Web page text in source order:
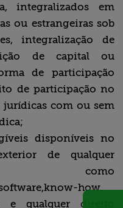
integralizados em
ou estrangeiras sob
integralização de
de capital ou
de participação
de participação no
jurídicas com ou sem
disponíveis no
de qualquer
como
how,
e qualquer direito